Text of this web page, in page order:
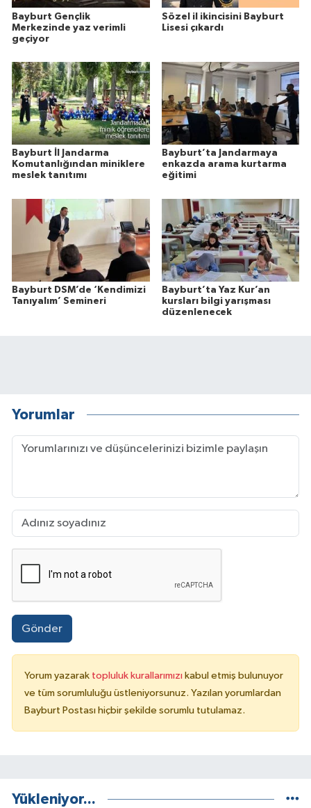
Bayburt Gençlik
Merkezinde yaz verimli
geçiyor
Sözel il ikincisini Bayburt
Lisesi çıkardı
Bayburt İl Jandarma
Komutanlığından miniklere
meslek tanıtımı
Bayburt’ta Jandarmaya
enkazda arama kurtarma
eğitimi
Bayburt DSM’de ‘Kendimizi
Tanıyalım’ Semineri
Bayburt’ta Yaz Kur’an
kursları bilgi yarışması
düzenlenecek
Yorumlar
Gönder
Yorum yazarak topluluk kurallarımızı kabul etmiş bulunuyor
ve tüm sorumluluğu üstleniyorsunuz. Yazılan yorumlardan
Bayburt Postası hiçbir şekilde sorumlu tutulamaz.
Yükleniyor...